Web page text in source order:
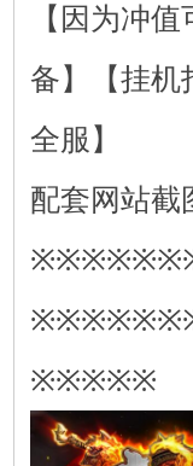
【因为冲
备】【挂机
全服】
配套网站截
※※※※※